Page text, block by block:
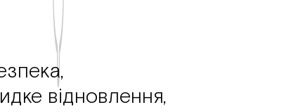
відновлення,